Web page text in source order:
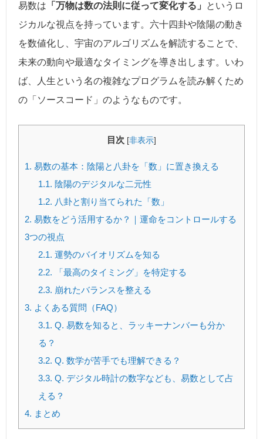
易数は 「万物は数の法則に従って変化する」
というロ
ジカルな視点を持っています。六十四卦や陰陽の動き
を数値化し、宇宙のアルゴリズムを解読することで、
未来の動向や最適なタイミングを導き出します。いわ
ば、人生という名の複雑なプログラムを読み解くため
の「ソースコード」のようなものです。
目次 [非表示]
1. 易数の基本：陰陽と八卦を「数」に置き換える
1.1. 陰陽のデジタルな二元性
1.2. 八卦と割り当てられた「数」
2. 易数をどう活用するか？｜運命をコントロールする
3つの視点
2.1. 運勢のバイオリズムを知る
2.2. 「最高のタイミング」を特定する
2.3. 崩れたバランスを整える
3. よくある質問（FAQ）
3.1. Q. 易数を知ると、ラッキーナンバーも分か
る？
3.2. Q. 数学が苦手でも理解できる？
3.3. Q. デジタル時計の数字なども、易数として占
える？
4. まとめ